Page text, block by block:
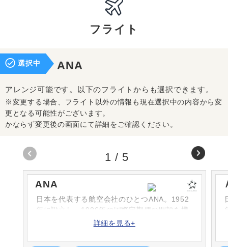
フライト
選択中 ANA
アレンジ可能です。以下のフライトからも選択できます。
※変更する場合、フライト以外の情報も現在選択中の内容から変
更となる可能性がございます。
かならず変更後の画面にて詳細をご確認ください。
ANA
日本を代表する航空会社のひとつANA。1952
年に設立し、1986年の国際定期便の開設を機
に次々と路線を増やしています。シートや機
SKYTRAX社における「ワールド・エアライ
詳細を見る+
1 / 5